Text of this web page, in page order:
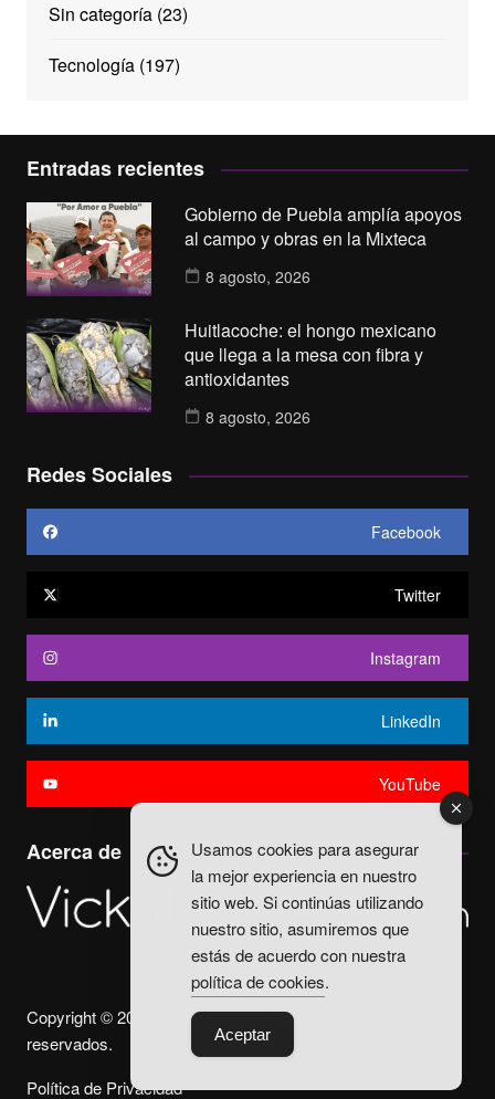
Sin categoría(23)
Tecnología(197)
Entradas recientes
Gobierno de Puebla amplía apoyos
al campo y obras en la Mixteca
8 agosto, 2026
Huitlacoche: el hongo mexicano
que llega a la mesa con fibra y
antioxidantes
8 agosto, 2026
Redes Sociales
Facebook
Twitter
Instagram
LinkedIn
YouTube
Acerca de
Copyright © 2025. Vicky Fuentes Todos los derechos
reservados.
Política de Privacidad
Usamos cookies para asegurar
la mejor experiencia en nuestro
sitio web. Si continúas utilizando
nuestro sitio, asumiremos que
estás de acuerdo con nuestra
política de cookies.
Aceptar